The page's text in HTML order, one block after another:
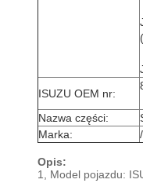
ISUZU OEM nr:
Nazwa części:
Marka:
Opis:
1, Model pojazdu: